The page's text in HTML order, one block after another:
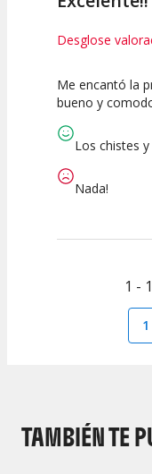
Desglose
10
Espectáculo
Me encantó la
bueno y
Los chistes
Nada!
1 -
1
TAMBIÉN TE